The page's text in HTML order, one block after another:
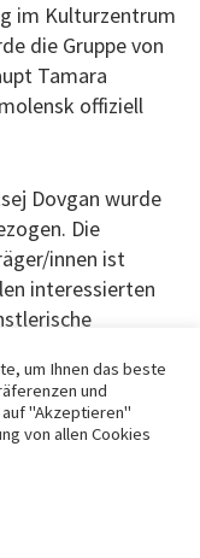
im Kulturzentrum
die Gruppe von
Tamara
offiziell
Dovgan wurde
Die
innen ist
interessierten
und jeder der
Zeit, um das
um Ihnen das beste
und
"Akzeptieren"
von allen Cookies